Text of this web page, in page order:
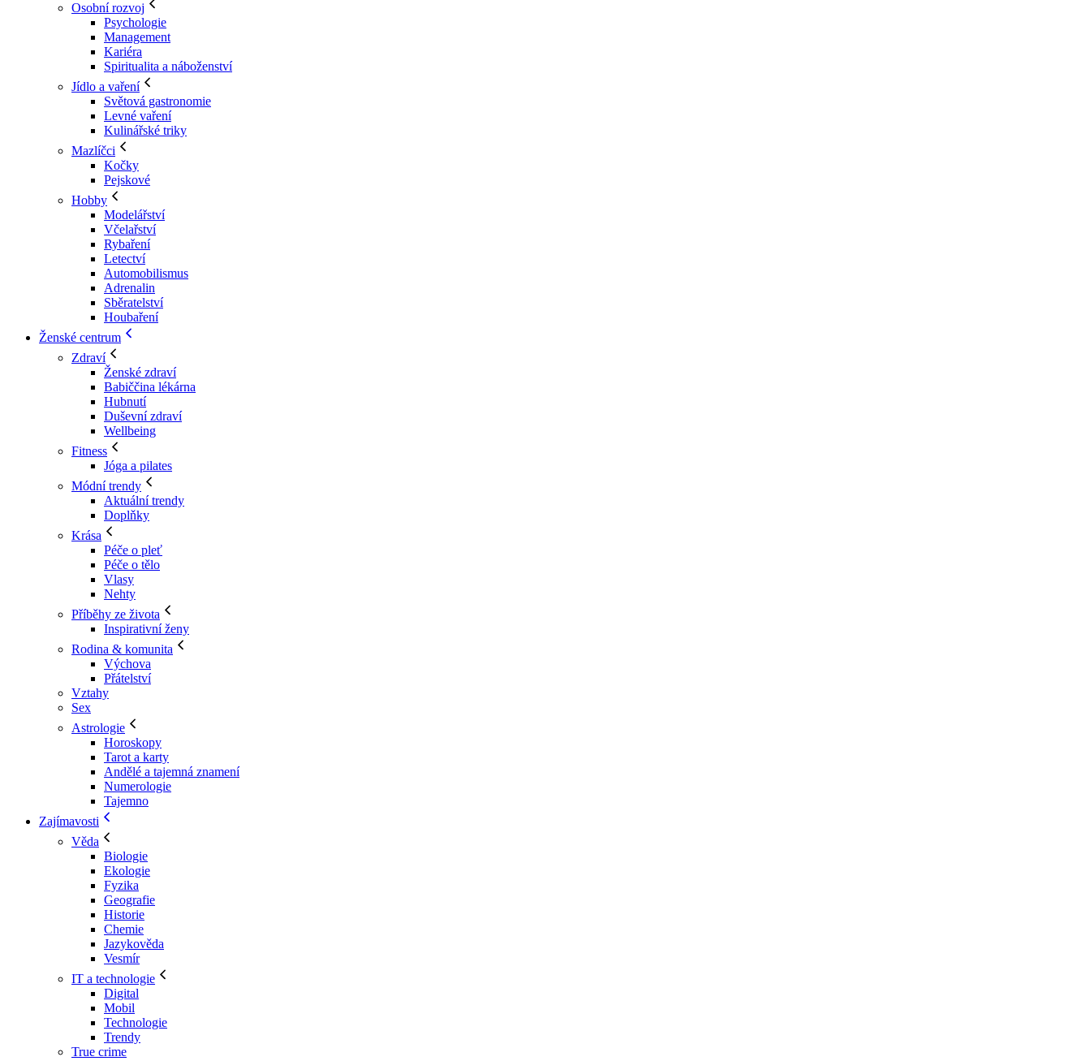
Osobní rozvoj
Psychologie
Management
Kariéra
Spiritualita a náboženství
Jídlo a vaření
Světová gastronomie
Levné vaření
Kulinářské triky
Mazlíčci
Kočky
Pejskové
Hobby
Modelářství
Včelařství
Rybaření
Letectví
Automobilismus
Adrenalin
Sběratelství
Houbaření
Ženské centrum
Zdraví
Ženské zdraví
Babiččina lékárna
Hubnutí
Duševní zdraví
Wellbeing
Fitness
Jóga a pilates
Módní trendy
Aktuální trendy
Doplňky
Krása
Péče o pleť
Péče o tělo
Vlasy
Nehty
Příběhy ze života
Inspirativní ženy
Rodina & komunita
Výchova
Přátelství
Vztahy
Sex
Astrologie
Horoskopy
Tarot a karty
Andělé a tajemná znamení
Numerologie
Tajemno
Zajímavosti
Věda
Biologie
Ekologie
Fyzika
Geografie
Historie
Chemie
Jazykověda
Vesmír
IT a technologie
Digital
Mobil
Technologie
Trendy
True crime